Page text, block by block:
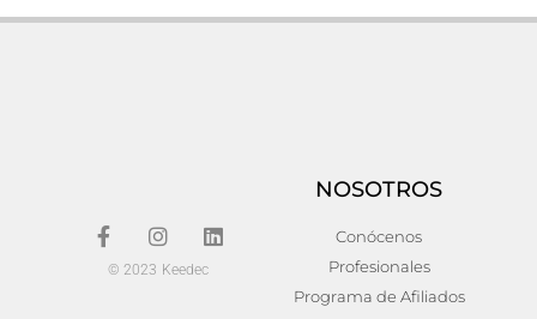
240,00€
240,00€
© 2023 Keedec
NOSOTROS
Conócenos
Profesionales
Programa de Afiliados